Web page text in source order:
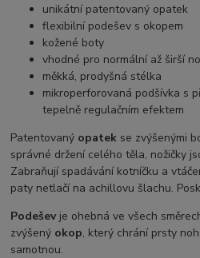
unikátní patentovaný opatek
flexibilní podešev s okopem
kožené boty
vhodné pro normální až širší
měkká, prodyšná stélka
mikroperforovaná podšívka s
tepelně regulačním efektem
Patentovaný opatek se zvýšenými
správné držení celého těla, nožičky
Zabraňují spadávání kotníčku a
paty netlačí na achillovu šlachu.
Podeševje ohebná ve všech
zvýšený okop, který chrání prsty
samotnou.